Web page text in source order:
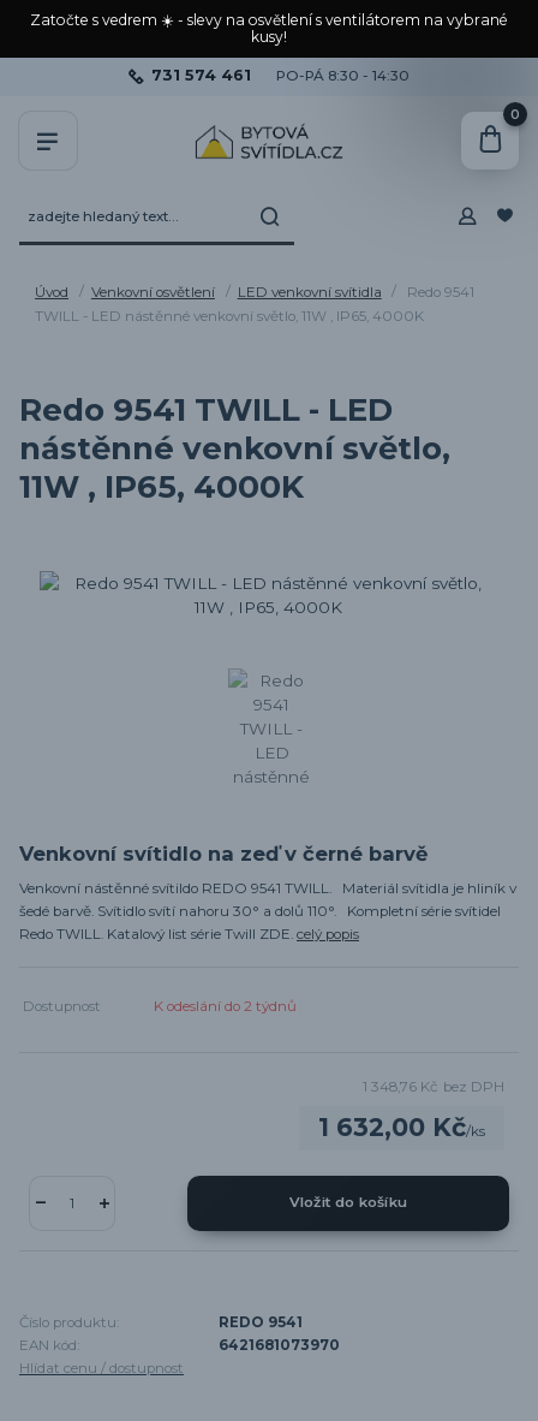
Zatočte s vedrem ☀️ - slevy na osvětlení s ventilátorem na vybrané
kusy!
731 574 461 PO-PÁ 8:30 - 14:30
0
Úvod Venkovní osvětlení LED venkovní svítidla
Redo 9541
TWILL - LED nástěnné venkovní světlo, 11W , IP65, 4000K
Redo 9541 TWILL - LED
nástěnné venkovní světlo,
11W , IP65, 4000K
Venkovní svítidlo na zeď v černé barvě
Venkovní nástěnné svítildo REDO 9541 TWILL. Materiál svítidla je hliník v
šedé barvě. Svítidlo svítí nahoru 30° a dolů 110°. Kompletní série svítidel
Redo TWILL. Katalový list série Twill ZDE. celý popis
Dostupnost K odeslání do 2 týdnů
1 632,00 Kč/ks
1 348,76 Kč bez DPH
Vložit do košíku
Číslo produktu:
REDO 9541
EAN kód:
6421681073970
Hlídat cenu / dostupnost